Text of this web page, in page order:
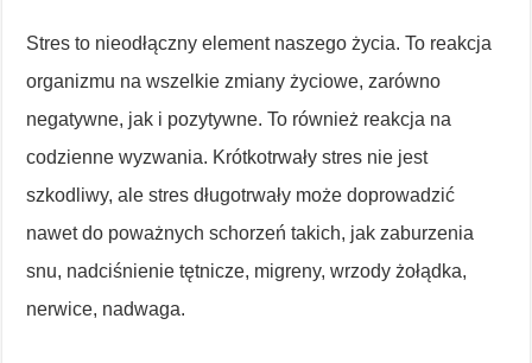
Stres to nieodłączny element naszego życia. To reakcja
organizmu na wszelkie zmiany życiowe, zarówno
negatywne, jak i pozytywne. To również reakcja na
codzienne wyzwania. Krótkotrwały stres nie jest
szkodliwy, ale stres długotrwały może doprowadzić
nawet do poważnych schorzeń takich, jak zaburzenia
snu, nadciśnienie tętnicze, migreny, wrzody żołądka,
nerwice, nadwaga.